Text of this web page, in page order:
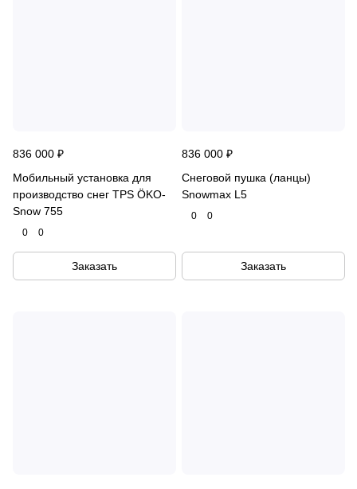
836 000 ₽
Мобильный установка для
производство снег TPS ÖKO-
Snow 755
0 0
Заказать
836 000 ₽
Снеговой пушка (ланцы)
Snowmax L5
0 0
Заказать